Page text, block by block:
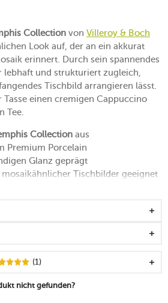
Collection von Villeroy & Boch
Look auf, der an ein akkurat
erinnert. Durch sein spannendes
lebhaft und strukturiert zugleich,
Tischbild arrangieren lässt.
Tasse einen cremigen Cappuccino
Tee.
Collection aus
Premium Porcelain
Glanz geprägt
Tischbilder geeignet
akkuraten bis kantigen Formsprache
Start in den Tag
(1)
nicht gefunden?